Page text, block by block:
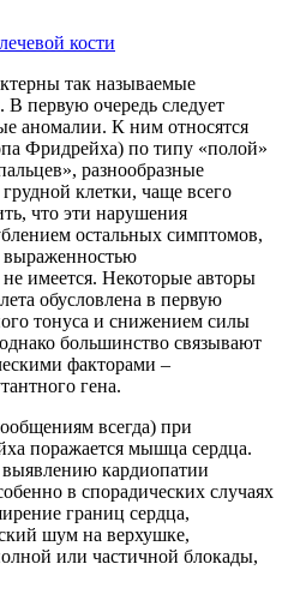
кости
так называемые
первую очередь следует
аномалии. К ним относятся
Фридрейха) по типу «полой»
разнообразные
клетки, чаще всего
что эти нарушения
остальных симптомов,
выраженностью
имеется. Некоторые авторы
обусловлена в первую
тонуса и снижением силы
большинство связывают
факторами –
гена.
всегда) при
поражается мышца сердца.
выявлению кардиопатии
в спорадических случаях
границ сердца,
шум на верхушке,
или частичной блокады,